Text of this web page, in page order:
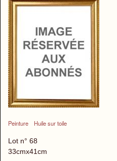
Peinture Huile sur toile
Lot n° 68
33cmx41cm